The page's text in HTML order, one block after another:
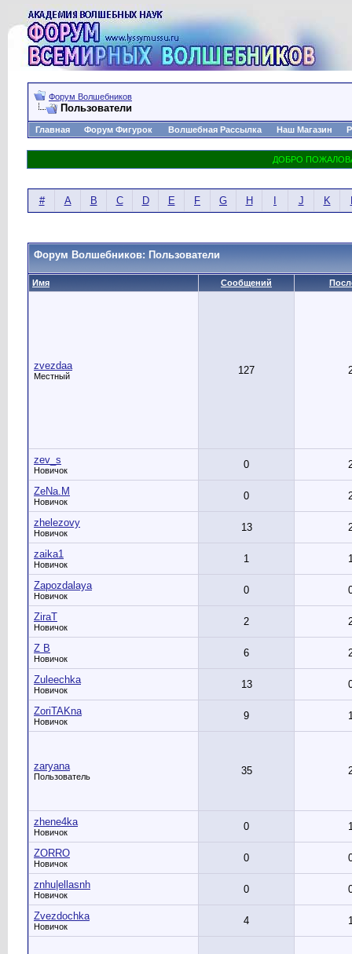
Форум Волшебников
Пользователи
Главная Форум Фигурок Волшебная Рассылка Наш Магазин
# A B C D E F G H J K
Форум Волшебников: Пользователи
Имя Сообщений
zvezdaa
Местный 127
zev_s
Новичок 0
ZeNa.M
Новичок 0
zhelezovy
Новичок 13
zaika1
Новичок 1
Zapozdalaya
Новичок 0
ZiraT
Новичок 2
Z B
Новичок 6
Zuleechka
Новичок 13
ZoriTAKna
Новичок 9
zaryana
Пользователь 35
zhene4ka
Новичок 0
ZORRO
Новичок 0
znhu|ellasnh
Новичок 0
Zvezdochka
Новичок 4